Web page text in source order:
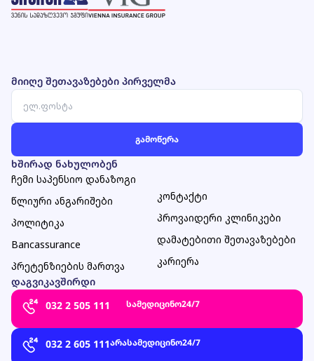
მიიღე შეთავაზებები პირველმა
ხშირად ნახულობენ
ჩემი საპენსიო დანაზოგი
წლიური ანგარიშები
პოლიტიკა
Bancassurance
პრეტენზიების მართვა
კონტაქტი
პროვაიდერი კლინიკები
დამატებითი შეთავაზებები
კარიერა
დაგვიკავშირდი
032 2 505 111
სამედიცინო24/7
032 2 605 111არასამედიცინო24/7